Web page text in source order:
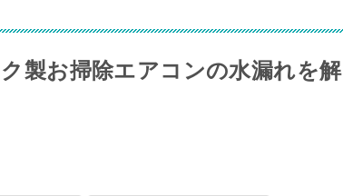
製お掃除エアコンの水漏れを解